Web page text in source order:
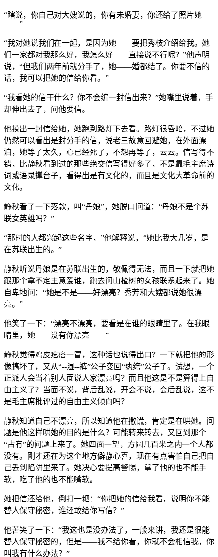
“瞎说，你自己对大嫂说的，你有未婚妻，你还给了照片她
——”
“我对她说我们在一起，是因为她——要把秀枝介绍给我。她
们一家都对我那么好，我怎么好——直接说不行呢？”他声明
说，“但我们两年前就分手了，她——婚都结了。你要不信的
话，我可以把她的信给你看。”
“我看她的信干什么？你不会编一封信出来？”她嘴里说着，手
却伸出去了，问他要信。
他摸出一封信给她，她跑到路灯下去看。路灯很昏暗，不过她
仍然可以看出是封分手的信，说老三故意回避她，在外面漂
泊，她等了太久，心已经死了，不想再等了，云云。信写得不
错，比静秋看到过的那些绝交信写得好多了，不是靠毛主席诗
词或语录撑台子，看得出是有文化的，而且是文化大革命前的
文化。
静秋看了一下落款，叫“丹娘”，她脱口问道：“丹娘不是个苏
联女英雄吗？”
“那时的人都兴起这些名字，”他解释说，“她比我大几岁，是
在苏联出生的。”
静秋听说丹娘是在苏联出生的，敬佩得无法，而且一下就把她
跟那个拿不定主意爱谁，跑去问山楂树的女孩联系起来了。她
自卑地问：“她是不是——好漂亮？秀芳和大嫂都说她很漂
亮。”
他笑了一下：“漂亮不漂亮，要看是在谁的眼睛里了。在我眼
睛里，她——没有你漂亮——”
静秋觉得鸡皮疙瘩一冒，这种话也说得出口？一下就把他的形
像搞坏了，又从“--湿--裤”公子变回“纨绔”公子了。试想，一个
正派人会当着别人面说人家漂亮吗？而且他这是不是算得上自
由主义了？当面不说，背后乱说，开会不说，会后乱说，这不
是毛主席批评过的自由主义倾向吗？
静秋知道自己不漂亮，所以知道他在撒谎，肯定是在哄她。问
题是他这样哄她的目的是什么？可能转来转去，又回到那个
“占有”的问题上来了。她四面一望，方圆几百米之内一个人都
没有。刚才还在为这个地方僻静心喜，现在有点害怕自己把自
己丢到陷阱里来了。她决心要提高警惕，拿了他的也不能手
软，吃了他的也不能嘴软。
她把信还给他，倒打一耙：“你把她的信给我看，说明你不能
替人保守秘密，谁还敢给你写信？”
他苦笑了一下：“我这也是没办法了，一般来讲，我还是很能
替人保守秘密的，但是——我不给你看，你就不会相信我，你
叫我有什么办法？”